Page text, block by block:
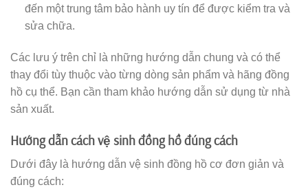
đến một trung tâm bảo hành uy tín để được kiểm tra và
sửa chữa.
Các lưu ý trên chỉ là những hướng dẫn chung và có thể
thay đổi tùy thuộc vào từng dòng sản phẩm và hãng đồng
hồ cụ thể. Bạn cần tham khảo hướng dẫn sử dụng từ nhà
sản xuất.
Hướng dẫn cách vệ sinh đồng hồ đúng cách
Dưới đây là hướng dẫn vệ sinh đồng hồ cơ đơn giản và
đúng cách: